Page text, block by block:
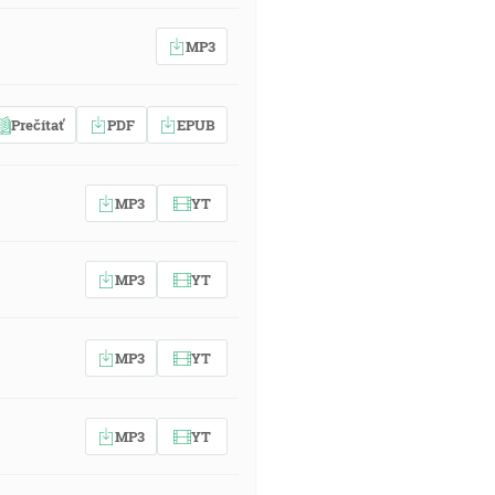
MP3
Prečítať PDF EPUB
MP3 YT
MP3 YT
MP3 YT
MP3 YT